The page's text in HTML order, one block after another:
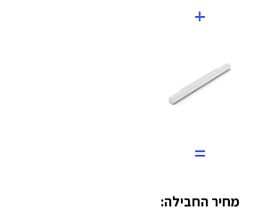
+
=
מחיר החבילה: